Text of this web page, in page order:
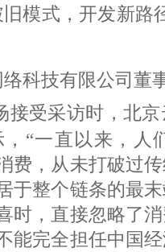
模式，开发新路
科技有限公司董
接受采访时，北
“一直以来，人
费，从未打破过
于整个链条的最
时，直接忽略了
能完全担任中国